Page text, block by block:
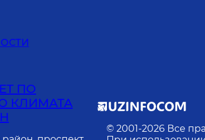
ПО
КЛИМАТА
© 2001-2026 Все